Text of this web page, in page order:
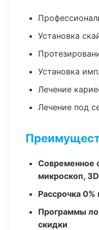
Установка
Установка
Лечение
Лечение под
Современное
микроскоп,
Рассрочка
Программы
скидки